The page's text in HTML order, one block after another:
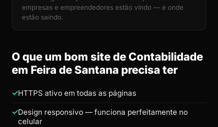
empresas e empreendedores estão vindo — e onde
estão saindo.
O que um bom site de Contabilidade
em Feira de Santana precisa ter
HTTPS ativo em todas as páginas
Design responsivo — funciona perfeitamente no
celular